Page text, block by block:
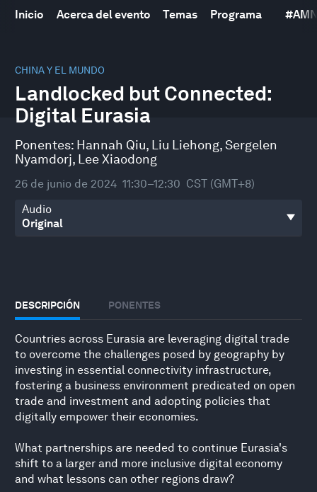
Inicio Acerca del evento Temas Programa #
CHINA Y EL MUNDO
Landlocked but Connected:
Digital Eurasia
Ponentes: Hannah Qiu, Liu Liehong,Sergelen
Nyamdorj, Lee Xiaodong
26 de junio de 2024 11:30–12:30 CST (GMT+8)
Audio
DESCRIPCIÓN PONENTES
Countries across Eurasia are leveraging digital trade
to overcome the challenges posed by geography by
investing in essential connectivity infrastructure,
fostering a business environment predicated on open
trade and investment and adopting policies that
digitally empower their economies.
What partnerships are needed to continue Eurasia's
shift to a larger and more inclusive digital economy
and what lessons can other regions draw?
seconds
minutes,
57
seconds